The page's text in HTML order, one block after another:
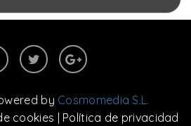
by Cosmomedia S.L.
cookies | Política de privacidad